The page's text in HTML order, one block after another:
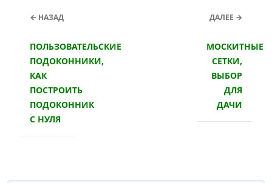
← НАЗАД
ПОЛЬЗОВАТЕЛЬСКИЕ
ПОДОКОННИКИ,
КАК
ПОСТРОИТЬ
ПОДОКОННИК
С НУЛЯ
ДАЛЕЕ →
МОСКИТНЫЕ
СЕТКИ,
ВЫБОР
ДЛЯ
ДАЧИ